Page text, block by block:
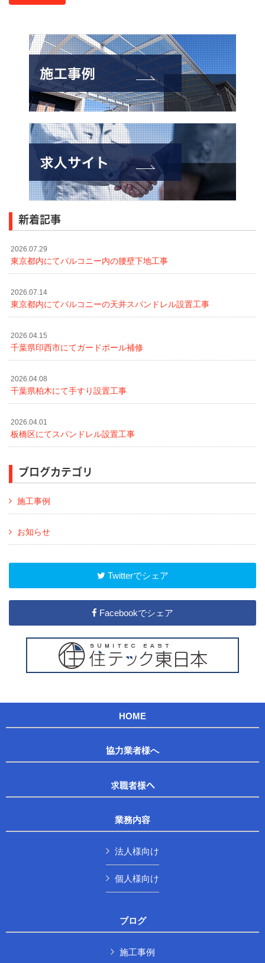
新着記事
2026.07.29
東京都内にてバルコニー内の腰壁下地工事
2026.07.14
東京都内にてバルコニーの天井スパンドレル設置工事
2026.04.15
千葉県印西市にてガードポール補修
2026.04.08
千葉県柏木にて手すり設置工事
2026.04.01
板橋区にてスパンドレル設置工事
ブログカテゴリ
施工事例
お知らせ
Twitterでシェア
Facebookでシェア
HOME
協力業者様へ
求職者様へ
業務内容
法人様向け
個人様向け
ブログ
施工事例